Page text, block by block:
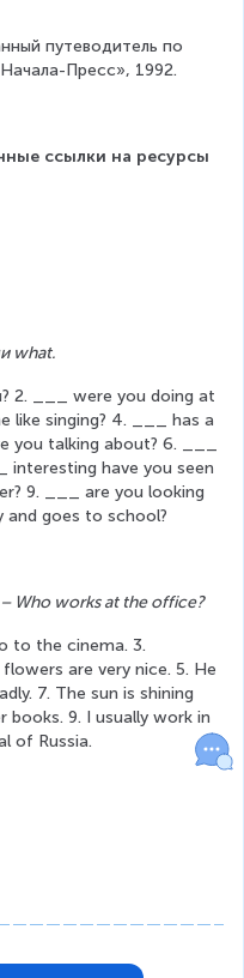
путеводитель по
Пресс», 1992.
ссылки на ресурсы
what.
2. ___ were you doing at
like singing? 4. ___ has a
you talking about? 6. ___
interesting have you seen
9. ___ are you looking
goes to school?
Who works at the office?
to the cinema. 3.
are very nice. 5. He
7. The sun is shining
books. 9. I usually work in
of Russia.